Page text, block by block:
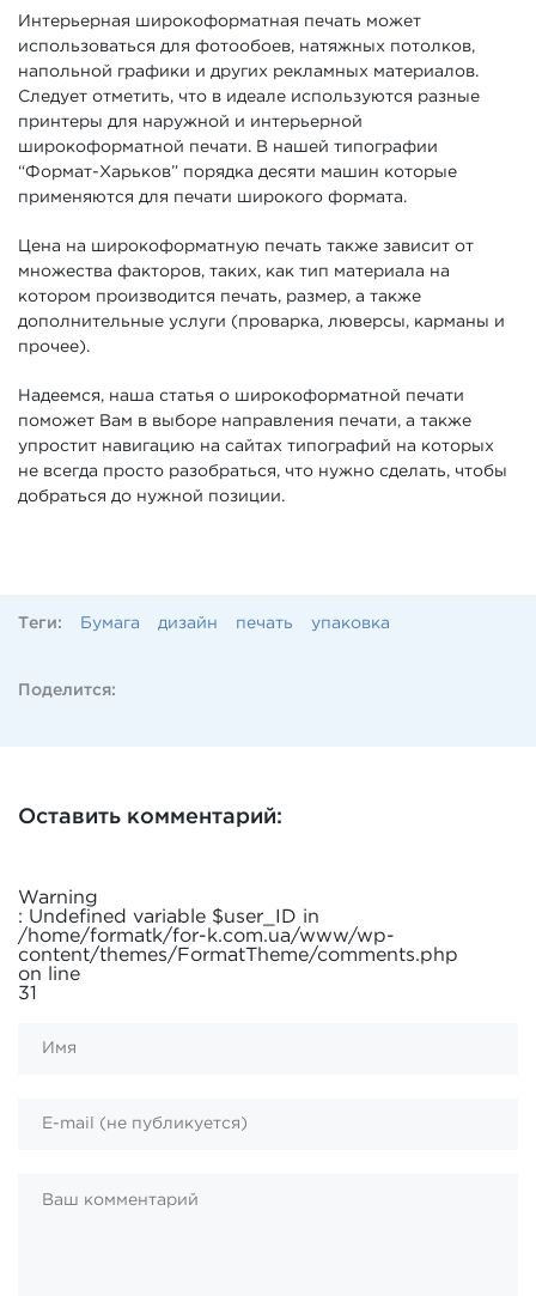
Интерьерная широкоформатная печать может
использоваться для фотообоев, натяжных потолков,
напольной графики и других рекламных материалов.
Следует отметить, что в идеале используются разные
принтеры для наружной и интерьерной
широкоформатной печати. В нашей типографии
“Формат-Харьков” порядка десяти машин которые
применяются для печати широкого формата.
Цена на широкоформатную печать также зависит от
множества факторов, таких, как тип материала на
котором производится печать, размер, а также
дополнительные услуги (проварка, люверсы, карманы и
прочее).
Надеемся, наша статья о широкоформатной печати
поможет Вам в выборе направления печати, а также
упростит навигацию на сайтах типографий на которых
не всегда просто разобраться, что нужно сделать, чтобы
добраться до нужной позиции.
Теги: Бумага дизайн печать упаковка
Поделится:
Оставить комментарий:
Warning
: Undefined variable $user_ID in
/home/formatk/for-k.com.ua/www/wp-
content/themes/FormatTheme/comments.php
on line
31